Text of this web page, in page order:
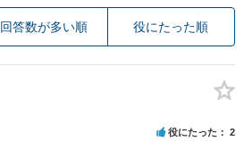
回答数が多い順 役にたった順
役にたった 2